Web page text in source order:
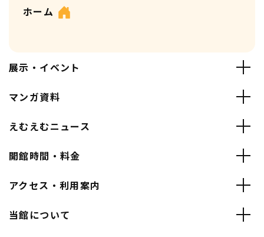
ホーム
展示・イベント
マンガ資料
えむえむニュース
開館時間・料金
アクセス・利用案内
当館について